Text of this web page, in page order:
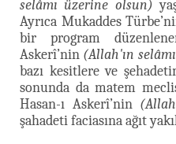
selâmı üzerine olsun)
Ayrıca Mukaddes
bir program
Askerî’nin (Allah'ın
bazı kesitlere ve
sonunda da matem
Hasan-ı Askerî’nin
şahadeti faciasına ağıt